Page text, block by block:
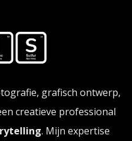
grafisch ontwerp,
creatieve professional
. Mijn expertise